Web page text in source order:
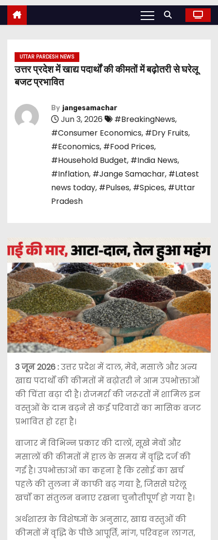
UTTAR PARDESH NEWS
उत्तर प्रदेश में खाद्य पदार्थों की कीमतों में बढ़ोतरी से घरेलू
बजट प्रभावित
By jangesamachar
Jun 3, 2026 #BreakingNews,
#Consumer Economics, #Dry Fruits,
#Economics, #Food Prices,
#Household Budget, #India News,
#Inflation, #Jange Samachar, #Latest
news today, #Pulses, #Spices, #Uttar
Pradesh
3 जून2026 :उत्तर प्रदेश में दाल, मेवे, मसाले और अन्य
खाद्य पदार्थों की कीमतों में बढ़ोतरी ने आम उपभोक्ताओं
की चिंता बढ़ा दी है। रोजमर्रा की जरूरतों में शामिल इन
वस्तुओं के दाम बढ़ने से कई परिवारों का मासिक बजट
प्रभावित हो रहा है।
बाजार में विभिन्न प्रकार की दालों, सूखे मेवों और
मसालों की कीमतों में हाल के समय में वृद्धि दर्ज की
गई है। उपभोक्ताओं का कहना है कि रसोई का खर्च
पहले की तुलना में काफी बढ़ गया है, जिससे घरेलू
खर्चों का संतुलन बनाए रखना चुनौतीपूर्ण हो गया है।
अर्थशास्त्र के विशेषज्ञों के अनुसार, खाद्य वस्तुओं की
कीमतों में वृद्धि के पीछे आपूर्ति, मांग, परिवहन लागत,